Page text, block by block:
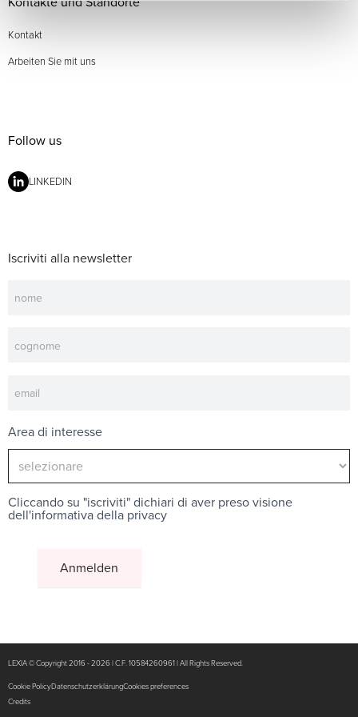
Kontakt
Arbeiten Sie mit uns
Follow us
LINKEDIN
Iscriviti alla newsletter
Area di interesse
Cliccando su "iscriviti" dichiari di aver preso visione
dell'informativa della privacy
LEXIA © Copyright 2016 - 2026 | C.F. 10584260961 | All Rights Reserved.
Cookie PolicyDatenschutzerklärungCookies preferences
Credits